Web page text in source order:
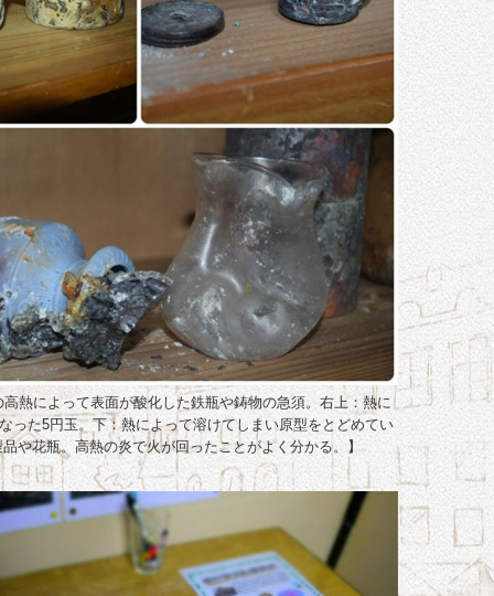
熱によって表面が酸化した鉄瓶や鋳物の急須。右上：熱に
った5円玉。下：熱によって溶けてしまい原型をとどめてい
や花瓶。高熱の炎で火が回ったことがよく分かる。】